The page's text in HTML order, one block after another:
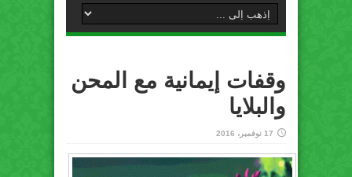
وقفات إيمانية مع المحن
والبلايا
17 نوفمبر، 2016